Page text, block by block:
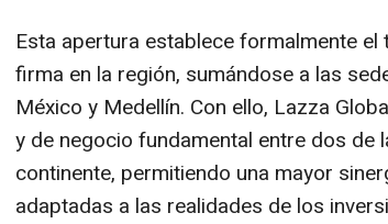
Esta apertura establece formalmente
firma en la región, sumándose a las
México y Medellín. Con ello, Lazza
y de negocio fundamental entre dos de
continente, permitiendo una mayor
adaptadas a las realidades de los